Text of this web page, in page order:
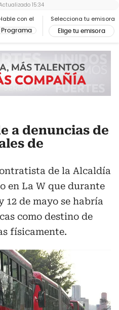
con el
Programa
Selecciona tu emisora
Elige tu emisora
15:34
a denuncias de
de
de la Alcaldía
en La W que durante
12 de mayo se habría
como destino de
físicamente.